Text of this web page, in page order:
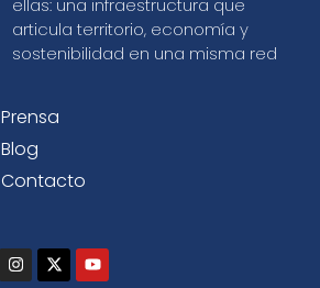
ellas: una infraestructura que
articula territorio, economía y
sostenibilidad en una misma red
Prensa
Blog
Contacto